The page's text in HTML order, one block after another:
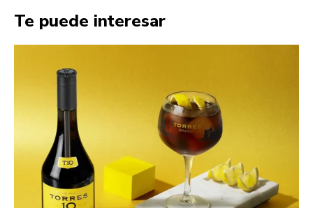
Te puede interesar